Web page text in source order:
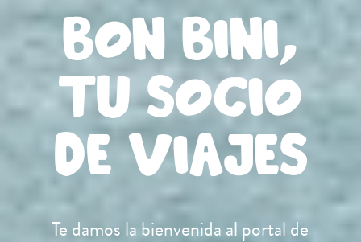
Bon Bini,
tu socio
de viajes
Te damos la bienvenida al portal de